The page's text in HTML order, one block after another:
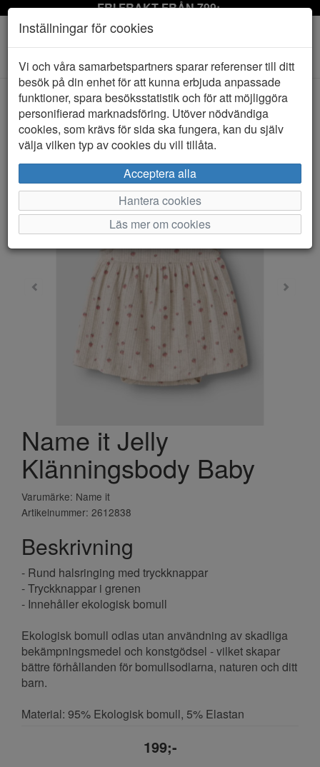
FRI FRAKT FRÅN 799:-
Toggle
navigation
HEM NAME IT
Name it Jelly
Klänningsbody Baby
Varumärke: Name it
Artikelnummer: 2612838
Beskrivning
- Rund halsringing med tryckknappar
- Tryckknappar i grenen
- Innehåller ekologisk bomull
Ekologisk bomull odlas utan användning av skadliga
bekämpningsmedel och konstgödsel - vilket skapar
bättre förhållanden för bomullsodlarna, naturen och ditt
barn.
Material: 95% Ekologisk bomull, 5% Elastan
199;-
Inställningar för cookies
Vi och våra samarbetspartners sparar referenser till ditt
besök på din enhet för att kunna erbjuda anpassade
funktioner, spara besöksstatistik och för att möjliggöra
personifierad marknadsföring. Utöver nödvändiga
cookies, som krävs för sida ska fungera, kan du själv
välja vilken typ av cookies du vill tillåta.
Acceptera alla
Hantera cookies
Läs mer om cookies